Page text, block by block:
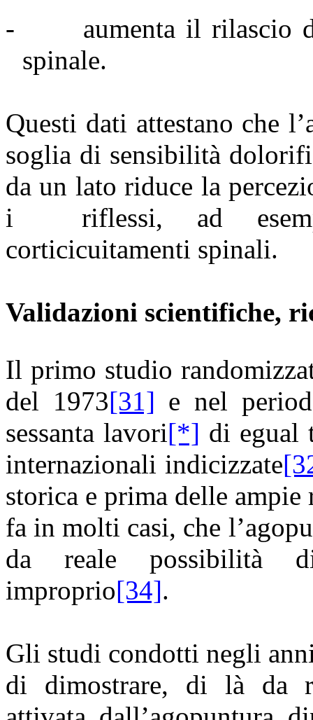
-
aumenta il rilascio
spinale.
Questi dati attestano che
soglia di sensibilità
da un lato riduce la
i
riflessi, ad
corticicuitamenti spinali.
Validazioni scientifiche,
Il primo studio
del 1973[31] e nel
sessanta lavori[*] di egual
internazionali indicizzate
storica e prima delle
fa in molti casi, che
da reale possibilità
improprio[34].
Gli studi condotti negli
di dimostrare, di là da